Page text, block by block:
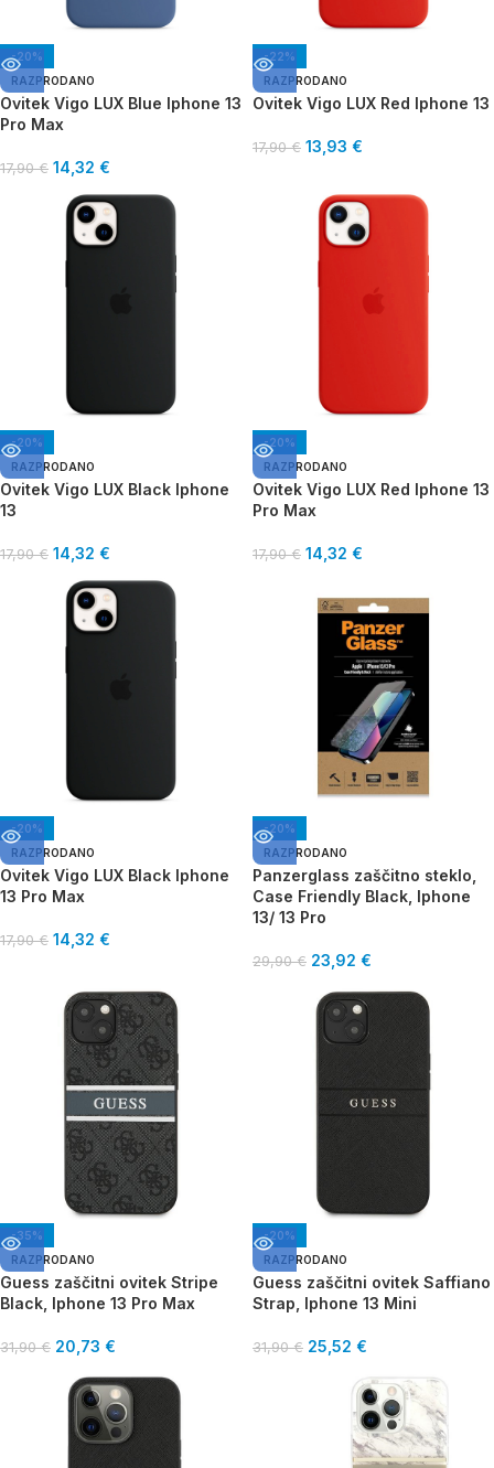
-20%
RAZPRODANO
Ovitek Vigo LUX Blue Iphone 13
Pro Max
17,90€ 14,32 €
-22%
RAZPRODANO
Ovitek Vigo LUX Red Iphone 13
17,90€ 13,93 €
-20%
RAZPRODANO
Ovitek Vigo LUX Black Iphone
13
17,90€ 14,32 €
-20%
RAZPRODANO
Ovitek Vigo LUX Red Iphone 13
Pro Max
17,90€ 14,32 €
-20%
RAZPRODANO
Ovitek Vigo LUX Black Iphone
13 Pro Max
17,90€ 14,32 €
-20%
RAZPRODANO
Panzerglass zaščitno steklo,
Case Friendly Black, Iphone
13/ 13 Pro
29,90€ 23,92 €
-35%
RAZPRODANO
Guess zaščitni ovitek Stripe
Black, Iphone 13 Pro Max
31,90€ 20,73 €
-20%
RAZPRODANO
Guess zaščitni ovitek Saffiano
Strap, Iphone 13 Mini
31,90€ 25,52 €